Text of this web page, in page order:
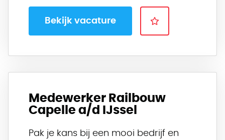
Bekijk vacature
Medewerker Railbouw
Capelle a/d IJssel
Pak je kans bij een mooi bedrijf en